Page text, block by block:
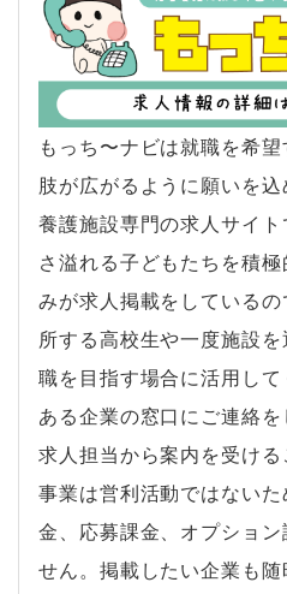
もっち〜ナビは就職を希
肢が広がるように願いを
養護施設専門の求人サイ
さ溢れる子どもたちを積
みが求人掲載をしている
所する高校生や一度施設
職を目指す場合に活用し
ある企業の窓口にご連絡を
求人担当から案内を受け
事業は営利活動ではない
金、応募課金、オプショ
せん。掲載したい企業も随